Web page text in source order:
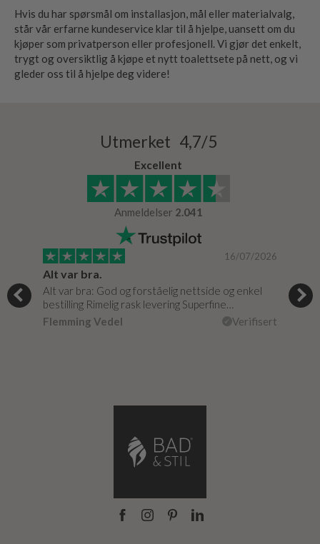
Hvis du har spørsmål om installasjon, mål eller materialvalg,
står vår erfarne kundeservice klar til å hjelpe, uansett om du
kjøper som privatperson eller profesjonell. Vi gjør det enkelt,
trygt og oversiktlig å kjøpe et nytt toalettsete på nett, og vi
gleder oss til å hjelpe deg videre!
Utmerket 4,7/5
Excellent
Anmeldelser 2.041
16/07/2026
Alt var bra.
Alt var bra: God og forståelig nettside og enkel
bestilling Rimelig rask levering Superfine…
Flemming Vedel
Verifisert
Jeg
fikk